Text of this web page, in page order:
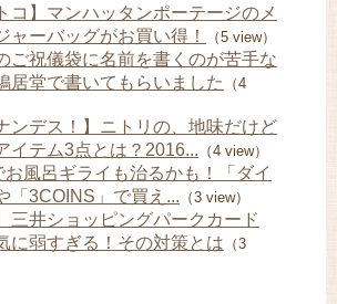
コ】マンハッタンポーテージのメ
ャーバッグがお買い得！
（5 view）
ご祝儀袋に名前を書くのが苦手な
居堂で書いてもらいました
（4
ンデス！】ニトリの、地味だけど
イテム3点とは？2016... （4 view）
お風呂ギライも治るかも！「ダイ
「3COINS」で買え... （3 view）
三井ショッピングパークカード
に弱すぎる！その対策とは （3